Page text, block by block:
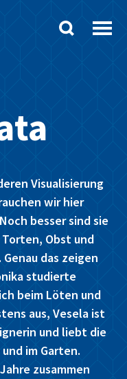
Visualisierung
wir hier
besser sind sie
Obst und
das zeigen
studierte
beim Löten und
aus, Vesela ist
und liebt die
im Garten.
zusammen